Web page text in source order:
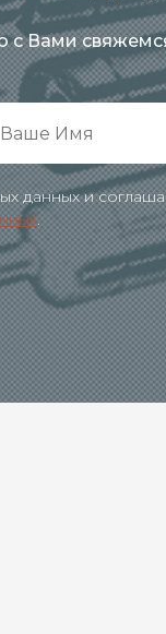
с Вами
данных и
.